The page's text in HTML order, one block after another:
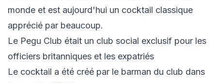
monde et est aujourd'hui un cocktail classique
apprécié par beaucoup.
Le Pegu Club était un club social exclusif pour les
officiers britanniques et les expatriés
Le cocktail a été créé par le barman du club dans